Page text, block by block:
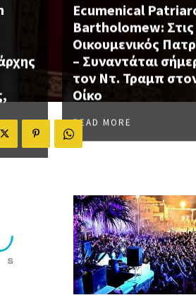
Ecumenical
Bartholomew:
Οικουμενικός
– Συναντάται
τον Ντ. Τραμπ
Οίκο
READ MORE